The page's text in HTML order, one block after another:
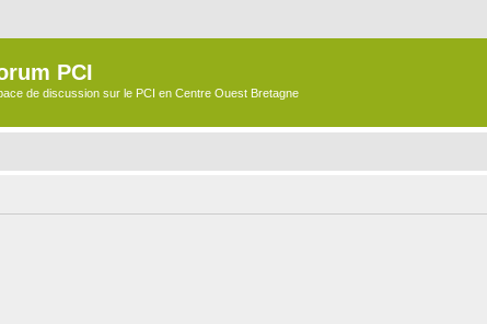
PCI
de discussion sur le PCI en Centre Ouest Bretagne